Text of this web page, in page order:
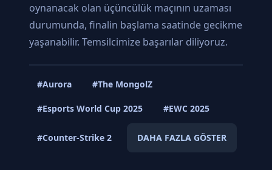
oynanacak olan üçüncülük maçının uzaması
durumunda, finalin başlama saatinde gecikme
yaşanabilir. Temsilcimize başarılar diliyoruz.
#Aurora #The MongolZ
#Esports World Cup 2025 #EWC 2025
#Counter-Strike 2 DAHA FAZLA GÖSTER